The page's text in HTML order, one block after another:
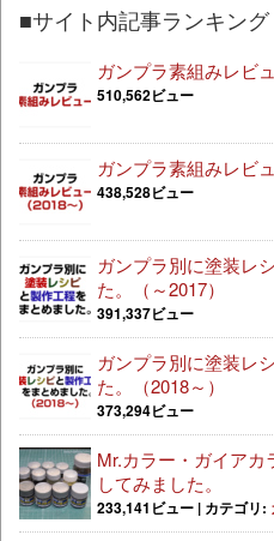
■サイト内記事ランキング
ガンプラ素組みレビ
510,562ビュー
ガンプラ素組みレビ
438,528ビュー
ガンプラ別に塗装レ
た。（～2017）
391,337ビュー
ガンプラ別に塗装レ
た。（2018～）
373,294ビュー
Mr.カラー・ガイア
してみました。
233,141ビュー | カテゴリ: